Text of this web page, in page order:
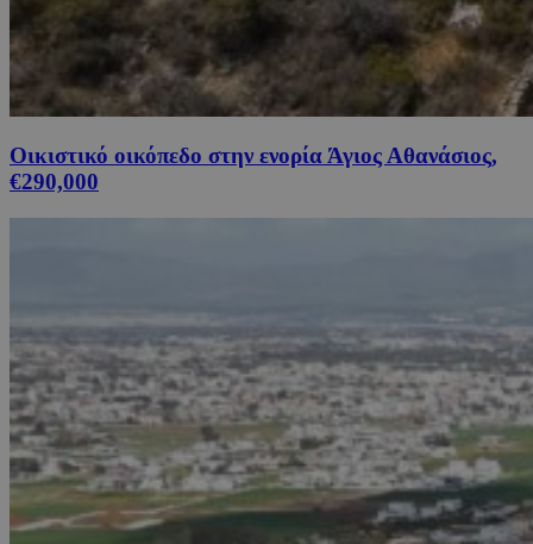
Οικιστικό οικόπεδο στην ενορία Άγιος Αθανάσιος,
€290,000